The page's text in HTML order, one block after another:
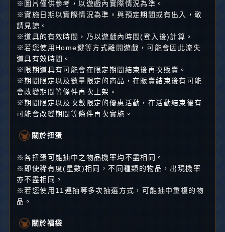
※圖片僅供參考，以遊戲內實際情況為準。
※實施日期以實際情況為準。與預定期間或有出入，敬
請見諒。
※道具的有效時間，乃以遊戲內時間(登入後)計算。
※若您使用Home鍵等方式離開遊戲，可能會因此流失
道具有效時間。
※限期道具有可能會在限定期間結束後再次販賣。
※期間限定以及數量限定的商品，在販賣結束後有可能
會改變期間等條件再次上架。
※期間限定以及次數限定的優惠活動，在活動結束後有
可能會改變期間等條件再次實施。
關於扭蛋
※各扭蛋可能抽中之物品機率均不盡相同。
※即使稀有度(星數)相同，不同種類的物品，出現機率
亦不盡相同。
※若您使用11連抽等多次抽選方式，可能抽中重複的物
品。
關於福袋